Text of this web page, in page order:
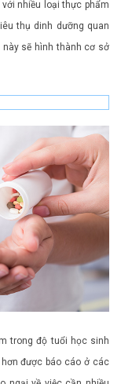
nhiều loại thực phẩm
thụ dinh dưỡng quan
sẽ hình thành cơ sở
trong độ tuổi học sinh
được báo cáo ở các